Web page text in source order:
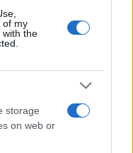
of my
with the
storage
on web or
dei Patti di
India-Medio
una convergenza
che tra
i fastidiosi e
dei Macron e